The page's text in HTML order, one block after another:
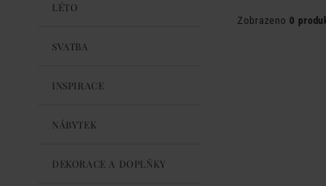
LÉTO
SVATBA
INSPIRACE
NÁBYTEK
DEKORACE A DOPLŇKY
Zobrazeno 0